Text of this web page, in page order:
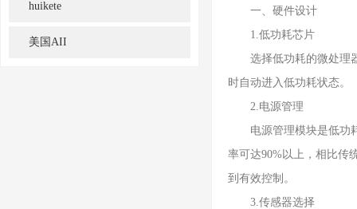
huikete
美国AII
一、硬件设计
1.低功耗芯片
选择低功耗的微处理器
时自动进入低功耗状态。
2.电源管理
电源管理模块是低功耗
率可达90%以上，相比传
到有效控制。
3.传感器选择